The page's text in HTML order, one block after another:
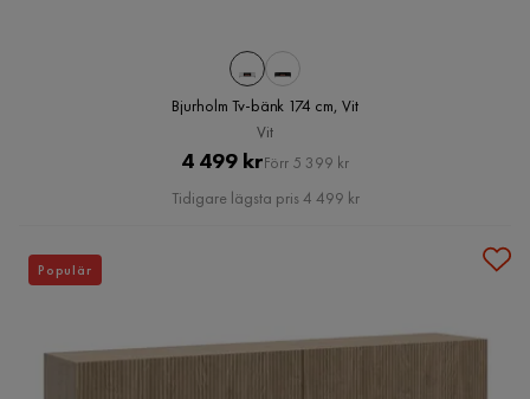
Bjurholm Tv-bänk 174 cm, Vit
Vit
Pris
4 499 krOriginal
Pris
Förr 5 399 kr
Tidigare lägsta pris 4 499 kr
Populär